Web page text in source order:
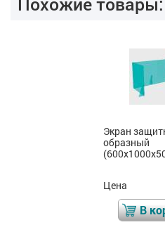
Экран
образный
Цена
В